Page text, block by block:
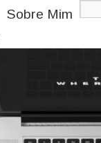
Sobre Mim